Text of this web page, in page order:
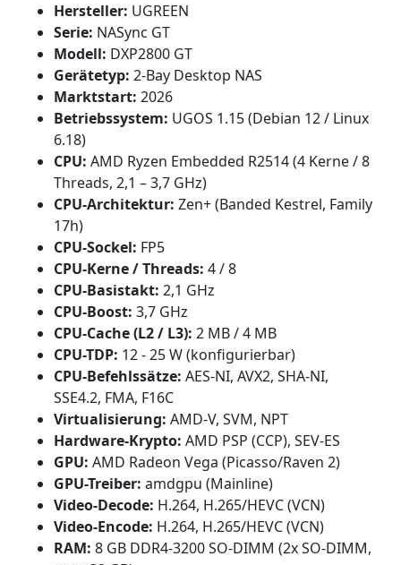
Hersteller: UGREEN
Serie: NASync GT
Modell: DXP2800 GT
Gerätetyp: 2-Bay Desktop NAS
Marktstart: 2026
Betriebssystem: UGOS 1.15 (Debian 12 / Linux
6.18)
CPU: AMD Ryzen Embedded R2514 (4 Kerne / 8
Threads, 2,1 – 3,7 GHz)
CPU-Architektur: Zen+ (Banded Kestrel, Family
17h)
CPU-Sockel: FP5
CPU-Kerne / Threads: 4 / 8
CPU-Basistakt: 2,1 GHz
CPU-Boost: 3,7 GHz
CPU-Cache (L2 / L3): 2 MB / 4 MB
CPU-TDP: 12 - 25 W (konfigurierbar)
CPU-Befehlssätze: AES-NI, AVX2, SHA-NI,
SSE4.2, FMA, F16C
Virtualisierung: AMD-V, SVM, NPT
Hardware-Krypto: AMD PSP (CCP), SEV-ES
GPU: AMD Radeon Vega (Picasso/Raven 2)
GPU-Treiber: amdgpu (Mainline)
Video-Decode: H.264, H.265/HEVC (VCN)
Video-Encode: H.264, H.265/HEVC (VCN)
RAM: 8 GB DDR4-3200 SO-DIMM (2x SO-DIMM,